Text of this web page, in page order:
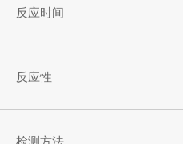
反应时间
反应性
检测方法